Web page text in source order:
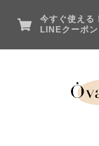
今すぐ使える
LINEクーポ